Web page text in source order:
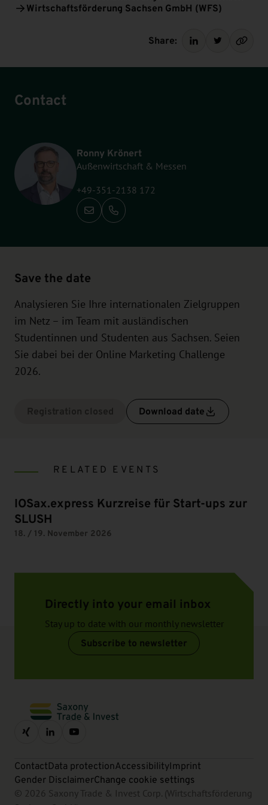
Wirtschaftsförderung Sachsen GmbH (WFS)
Share:
Contact
Ronny Krönert
Außenwirtschaft & Messen
+49-351-2138 172
Call: +49-351-2138 172
Save the date
Analysieren Sie Ihre internationalen Zielgruppen
im Netz – im Team mit ausländischen
Studentinnen und Studenten aus Sachsen. Seien
Sie dabei bei der Online Marketing Challenge
2026.
Download date
RELATED EVENTS
IOSax.express Kurzreise für Start-ups zur
SLUSH
18. / 19. November 2026
Directly into your email inbox
Stay up to date with our monthly newsletter
Subscribe to newsletter
ContactData protectionAccessibilityImprint
Gender DisclaimerChange cookie settings
© 2026 Saxony Trade & Invest Corp. (Wirtschaftsförderung